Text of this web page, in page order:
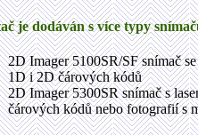
je dodáván s více typy
2D Imager 5100SR/SF snímač
1D i 2D čárových kódů
2D Imager 5300SR snímač s
čárových kódů nebo fotografií s